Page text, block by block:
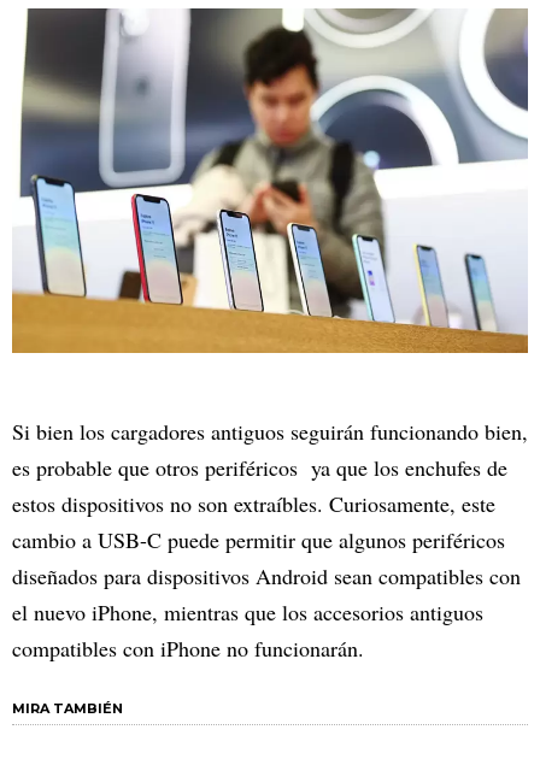
Si bien los cargadores antiguos seguirán funcionando bien,
es probable que otros periféricos ya que los enchufes de
estos dispositivos no son extraíbles. Curiosamente, este
cambio a USB-C puede permitir que algunos periféricos
diseñados para dispositivos Android sean compatibles con
el nuevo iPhone, mientras que los accesorios antiguos
compatibles con iPhone no funcionarán.
MIRA TAMBIÉN